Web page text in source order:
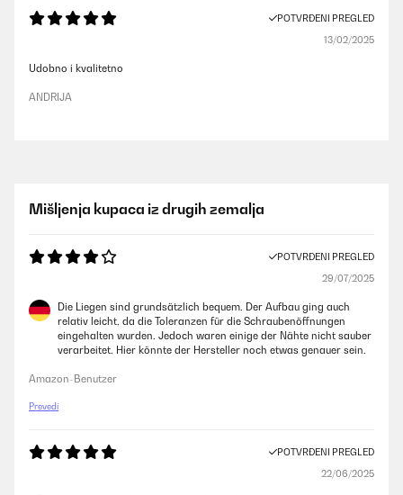
POTVRĐENI PREGLED
13/02/2025
Udobno i kvalitetno
ANDRIJA
Mišljenja kupaca iz drugih zemalja
POTVRĐENI PREGLED
29/07/2025
Die Liegen sind grundsätzlich bequem. Der Aufbau ging auch
relativ leicht, da die Toleranzen für die Schraubenöffnungen
eingehalten wurden. Jedoch waren einige der Nähte nicht sauber
verarbeitet. Hier könnte der Hersteller noch etwas genauer sein.
Amazon-Benutzer
Prevedi
POTVRĐENI PREGLED
22/06/2025